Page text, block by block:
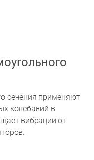
сечения применяют
колебаний в
вибрации от